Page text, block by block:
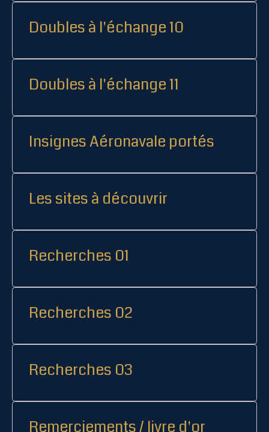
Doubles à l'échange 10
Doubles à l'échange 11
Insignes Aéronavale portés
Les sites à découvrir
Recherches 01
Recherches 02
Recherches 03
Remerciements / livre d'or